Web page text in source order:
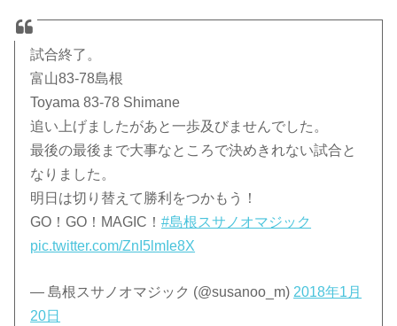
試合終了。
富山83-78島根
Toyama 83-78 Shimane
追い上げましたがあと一歩及びませんでした。
最後の最後まで大事なところで決めきれない試合と
なりました。
明日は切り替えて勝利をつかもう！
GO！GO！MAGIC！#島根スサノオマジック
pic.twitter.com/ZnI5lmIe8X
— 島根スサノオマジック (@susanoo_m)2018年1月
20日